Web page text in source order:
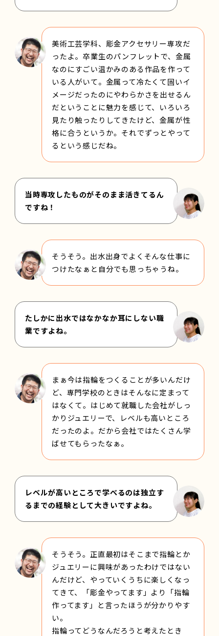
美術工芸学科、彫金アクセサリー専攻だ
ったよ。卒業生のパンフレットで、金属
なのにすごい温かみのある作品を作って
いる人がいて。金属って冷たくて固いイ
メージだったのにやわらかさを出せるん
だということに魅力を感じて、いろいろ
見たり触ったりしてきたけど、金属が性
格に合うというか。それでずっとやって
るという感じだね。
当時専攻したものがそのまま活きてるん
ですね！
そうそう。出水出身でよくそんな仕事に
つけたなぁと自分でも思っちゃうね。
たしかに出水ではなかなか耳にしない職
業ですよね。
まぁ今は指輪をつくることが多いんだけ
ど、専門学校のときはそんなに定まって
はなくて。はじめて就職した会社がしっ
かりジュエリーで、レベルも高いところ
だったのよ。だから会社ではたくさん学
ばせてもらったなぁ。
レベルが高いところで学べるのは独立す
るまでの経験として大きいですよね。
そうそう。正直最初はそこまで指輪とか
ジュエリーに興味があったわけではない
んだけど、やっていくうちに楽しくなっ
てきて、「彫金やってます」より「指輪
作ってます」と言ったほうが分かりやす
い。
指輪ってどうなんだろうと考えたとき